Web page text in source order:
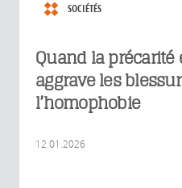
SOCIÉTÉS
Quand la
aggrave les
l’homophobie
12.01.2026